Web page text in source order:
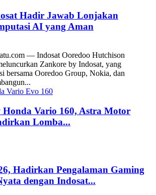
Hadir Jawab Lonjakan
AI yang Aman
— Indosat Ooredoo Hutchison
Zankore by Indosat, yang
bersama Ooredoo Group, Nokia, dan
Honda Vario 160, Astra Motor
Lomba...
Hadirkan Pengalaman Gaming
dengan Indosat...